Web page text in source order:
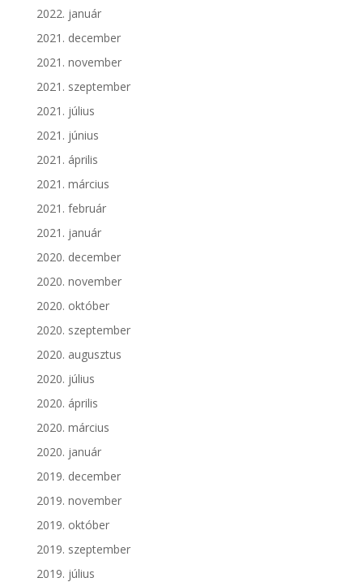
2022. január
2021. december
2021. november
2021. szeptember
2021. július
2021. június
2021. április
2021. március
2021. február
2021. január
2020. december
2020. november
2020. október
2020. szeptember
2020. augusztus
2020. július
2020. április
2020. március
2020. január
2019. december
2019. november
2019. október
2019. szeptember
2019. július